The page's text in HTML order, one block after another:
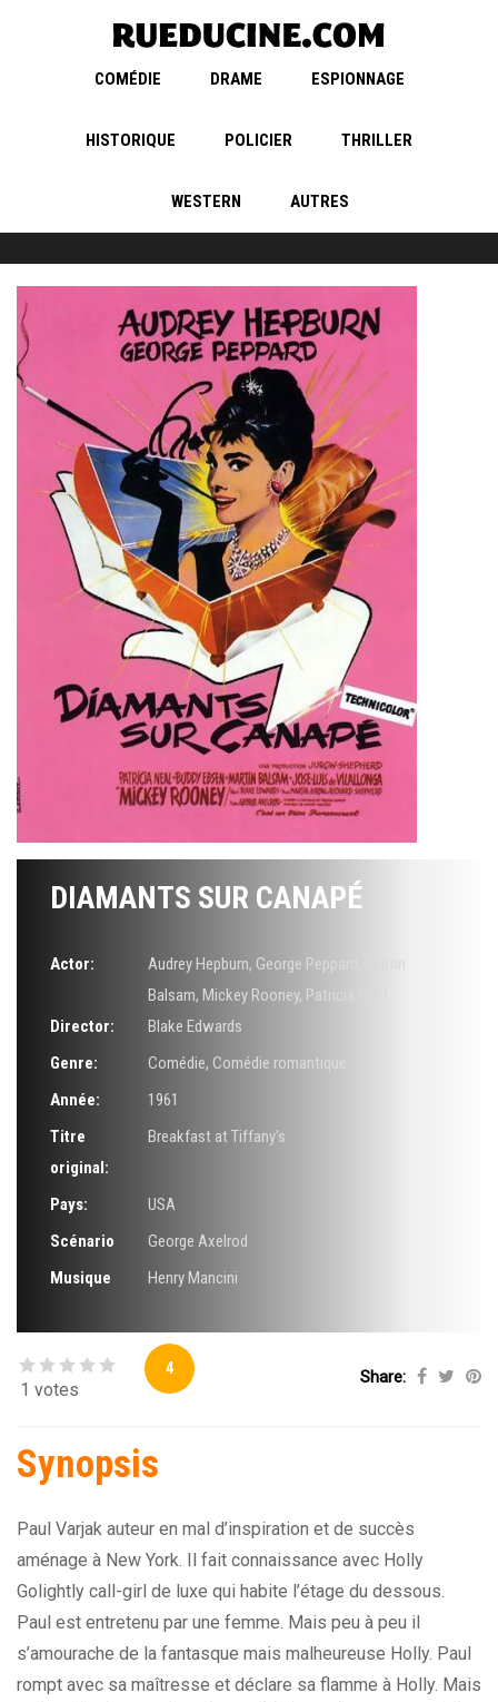
COMÉDIE DRAME ESPIONNAGE
HISTORIQUE POLICIER THRILLER
WESTERN AUTRES
DIAMANTS SUR CANAPÉ
Actor: Audrey Hepburn, George Peppard
Balsam, Mickey Rooney, Patricia Neal
Director:
Blake Edwards
Genre:
Comédie, Comédie romantique
Année:
1961
Titre
original:
Breakfast at Tiffany's
Pays:
USA
Scénario
George Axelrod
Musique
Henry Mancini
1 votes
4 Share:
Synopsis
Paul Varjak auteur en mal d’inspiration et de succès
aménage à New York. Il fait connaissance avec Holly
Golightly call-girl de luxe qui habite l’étage du dessous.
Paul est entretenu par une femme. Mais peu à peu il
s’amourache de la fantasque mais malheureuse Holly. Paul
rompt avec sa maîtresse et déclare sa flamme à Holly. Mais